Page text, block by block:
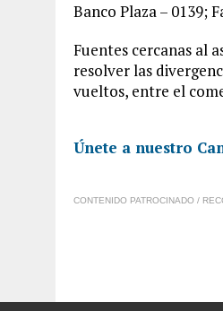
Banco Plaza – 0139;
Fuentes cercanas al
resolver las
vueltos, entre el
Únete a nuestro
CONTENIDO PATROCINADO /